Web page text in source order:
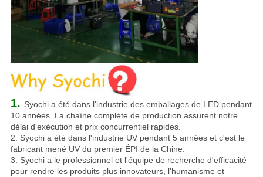
1. Syochi a été dans l'industrie des emballages de LED pendant
10 années. La chaîne complète de production assurent notre
délai d'exécution et prix concurrentiel rapides.
2. Syochi a été dans l'industrie UV pendant 5 années et c'est le
fabricant mené UV du premier ÉPI de la Chine.
3. Syochi a le professionnel et l'équipe de recherche d'efficacité
pour rendre les produits plus innovateurs, l'humanisme et